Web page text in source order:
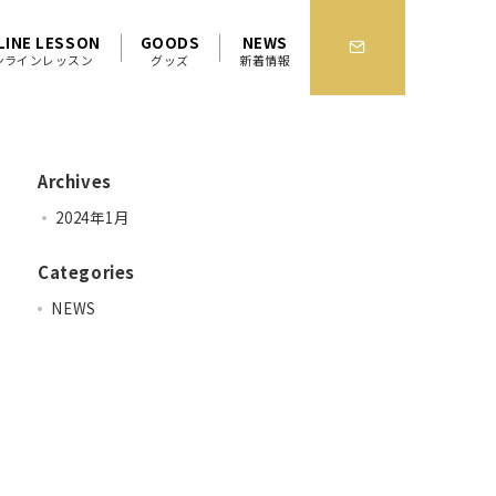
LESSON
ラインレッスン
GOODS
グッズ
NEWS
新着情報
Archives
2024年1月
Categories
NEWS